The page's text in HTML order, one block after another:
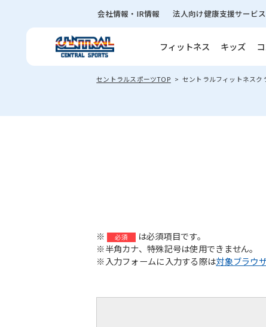
会社情報・IR情報 法人向け健康支援サービス
フィットネス キッズ
セントラルスポーツTOP セントラルフィットネスク
※ 必須
は必須項目です。
※半角カナ、特殊記号は使用できません。
※入力フォームに入力する際は対象ブラウ